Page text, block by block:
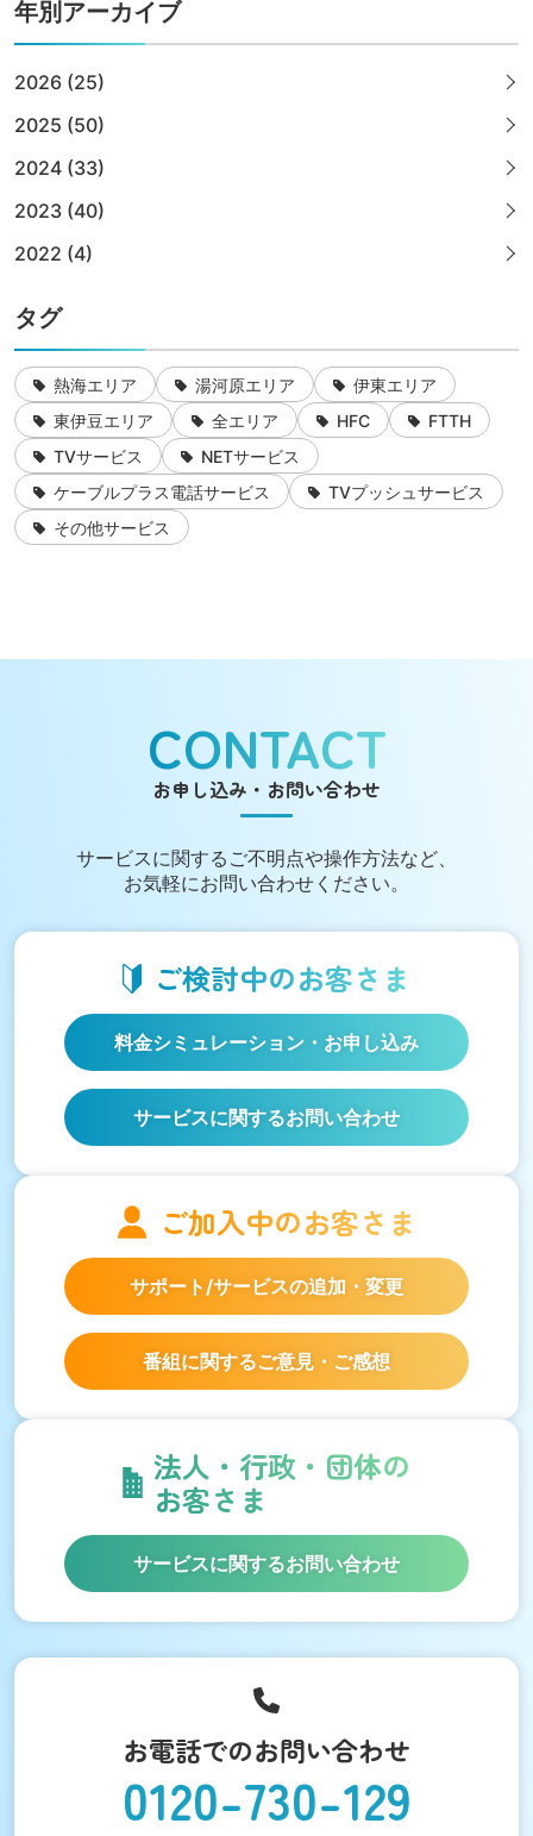
年別アーカイブ
2026 (25)
2025 (50)
2024 (33)
2023 (40)
2022 (4)
タグ
熱海エリア 湯河原エリア
伊東エリア
東伊豆エリア
全エリア HFC
FTTH
TVサービス
NETサービス
ケーブルプラス電話サービス
TVプッシュサービス
その他サービス
CONTACT
お申し込み・お問い合わせ
サービスに関する ご不明点や操作方法など、
お気軽にお問い合わせください。
ご検討中のお客さま
料金シミュレーション ・お申し込み
サービスに関するお問い合わせ
ご加入中のお客さま
サポート/サービスの追加・変更
番組に関するご意見・ご感想
法人・行政・団体の
お客さま
サービスに関するお問い合わせ
お電話でのお問い合わせ
0120-730-129